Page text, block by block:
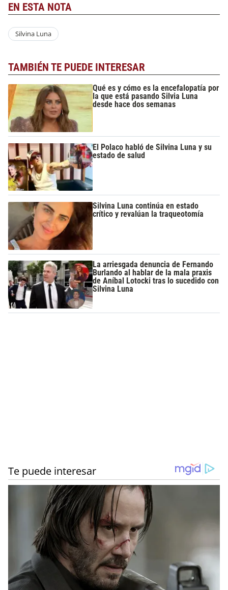
EN ESTA NOTA
Silvina Luna
TAMBIÉN TE PUEDE INTERESAR
Qué es y cómo es la encefalopatía por
la que está pasando Silvia Luna
desde hace dos semanas
El Polaco habló de Silvina Luna y su
estado de salud
Silvina Luna continúa en estado
crítico y revalúan la traqueotomía
La arriesgada denuncia de Fernando
Burlando al hablar de la mala praxis
de Aníbal Lotocki tras lo sucedido con
Silvina Luna